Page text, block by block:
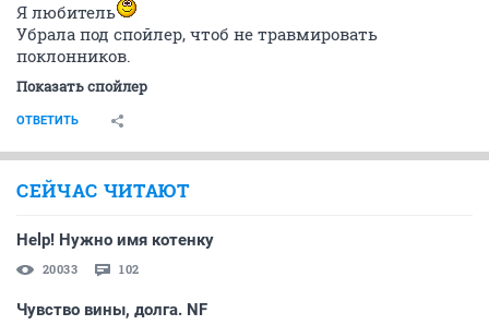
Я любитель
Убрала под спойлер, чтоб не травмировать
поклонников.
Показать спойлер
ОТВЕТИТЬ
СЕЙЧАС ЧИТАЮТ
Help! Нужно имя котенку
20033 102
Чувство вины, долга. NF